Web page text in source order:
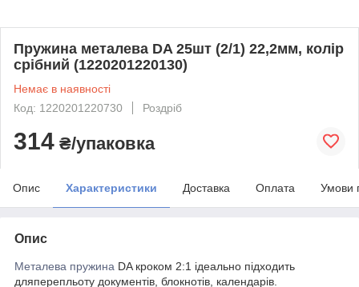
Пружина металева DA 25шт (2/1) 22,2мм, колір
срібний (1220201220130)
Немає в наявності
Код: 1220201220730
Роздріб
314 ₴/упаковка
Опис Характеристики Доставка Оплата Умови
Опис
Металева пружина DA кроком 2:1 ідеально підходить
дляперепльоту документів, блокнотів, календарів.